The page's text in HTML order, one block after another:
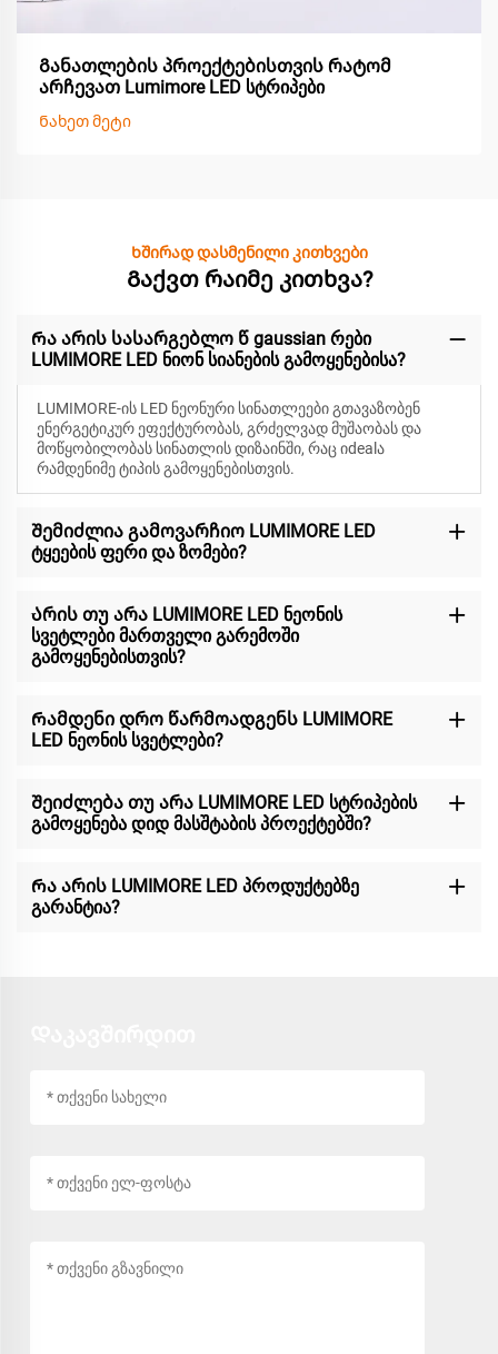
Განათლების პროექტებისთვის რატომ
არჩევათ Lumimore LED სტრიპები
Ნახეთ მეტი
Ხშირად დასმენილი კითხვები
Გაქვთ რაიმე კითხვა?
Რა არის სასარგებლო წ gaussian რები
LUMIMORE LED ნიონ სიანების გამოყენებისა?
LUMIMORE-ის LED ნეონური სინათლეები გთავაზობენ
ენერგეტიკურ ეფექტურობას, გრძელვად მუშაობას და
მოწყობილობას სინათლის დიზაინში, რაც იdealა
რამდენიმე ტიპის გამოყენებისთვის.
Შემიძლია გამოვარჩიო LUMIMORE LED
ტყეების ფერი და ზომები?
Არის თუ არა LUMIMORE LED ნეონის
სვეტლები მართველი გარემოში
გამოყენებისთვის?
Რამდენი დრო წარმოადგენს LUMIMORE
LED ნეონის სვეტლები?
Შეიძლება თუ არა LUMIMORE LED სტრიპების
გამოყენება დიდ მასშტაბის პროექტებში?
Რა არის LUMIMORE LED პროდუქტებზე
გარანტია?